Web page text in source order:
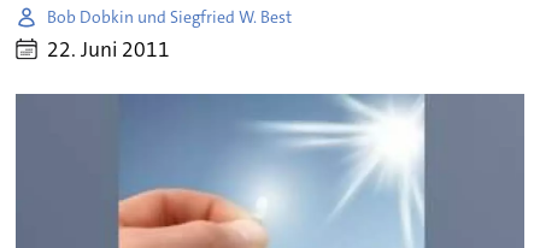
Bob Dobkin und Siegfried W. Best
22. Juni 2011